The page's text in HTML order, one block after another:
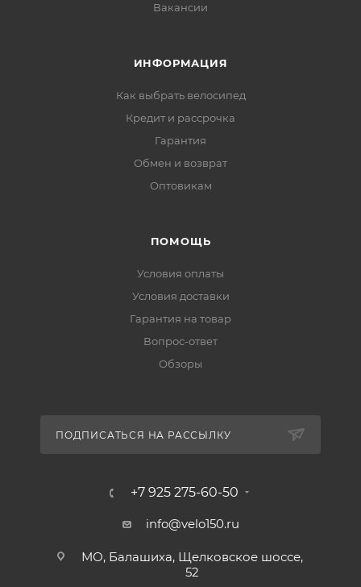
Вакансии
ИНФОРМАЦИЯ
Как выбрать велосипед
Кредит и рассрочка
Гарантия
Обмен и возврат
Оптовикам
ПОМОЩЬ
Условия оплаты
Условия доставки
Гарантия на товар
Вопрос-ответ
Обзоры
ПОДПИСАТЬСЯ НА РАССЫЛКУ
+7 925 275-60-50
info@velo150.ru
МО, Балашиха, Щелковское шоссе,
52